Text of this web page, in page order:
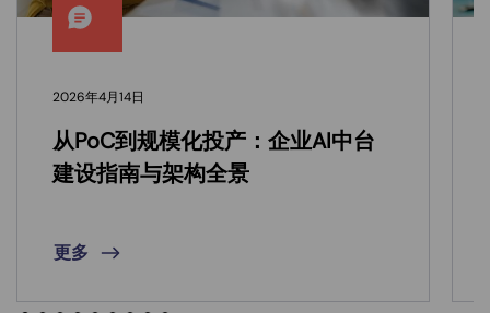
2026年4月14日
从PoC到规模化投产：企业AI中台
建设指南与架构全景
更多